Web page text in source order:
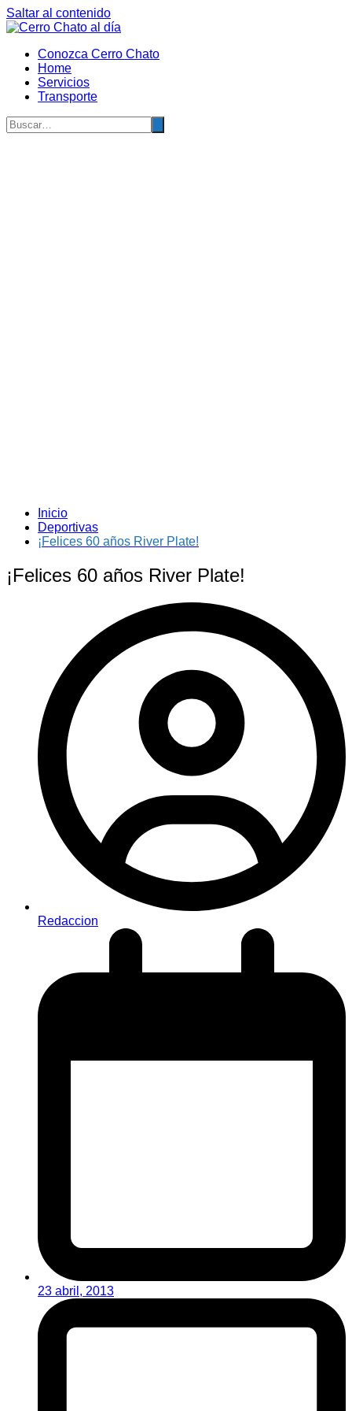
Saltar al contenido
Conozca Cerro Chato
Home
Servicios
Transporte
Inicio
Deportivas
¡Felices 60 años River Plate!
¡Felices 60 años River Plate!
Redaccion
23 abril, 2013